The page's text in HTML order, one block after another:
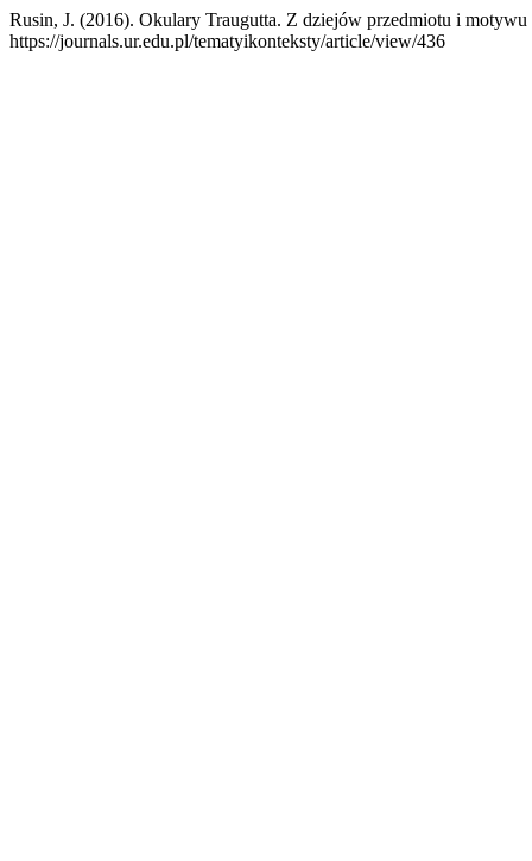
Rusin, J. (2016). Okulary Traugutta. Z dziejów przedmiotu i
https://journals.ur.edu.pl/tematyikonteksty/article/view/436